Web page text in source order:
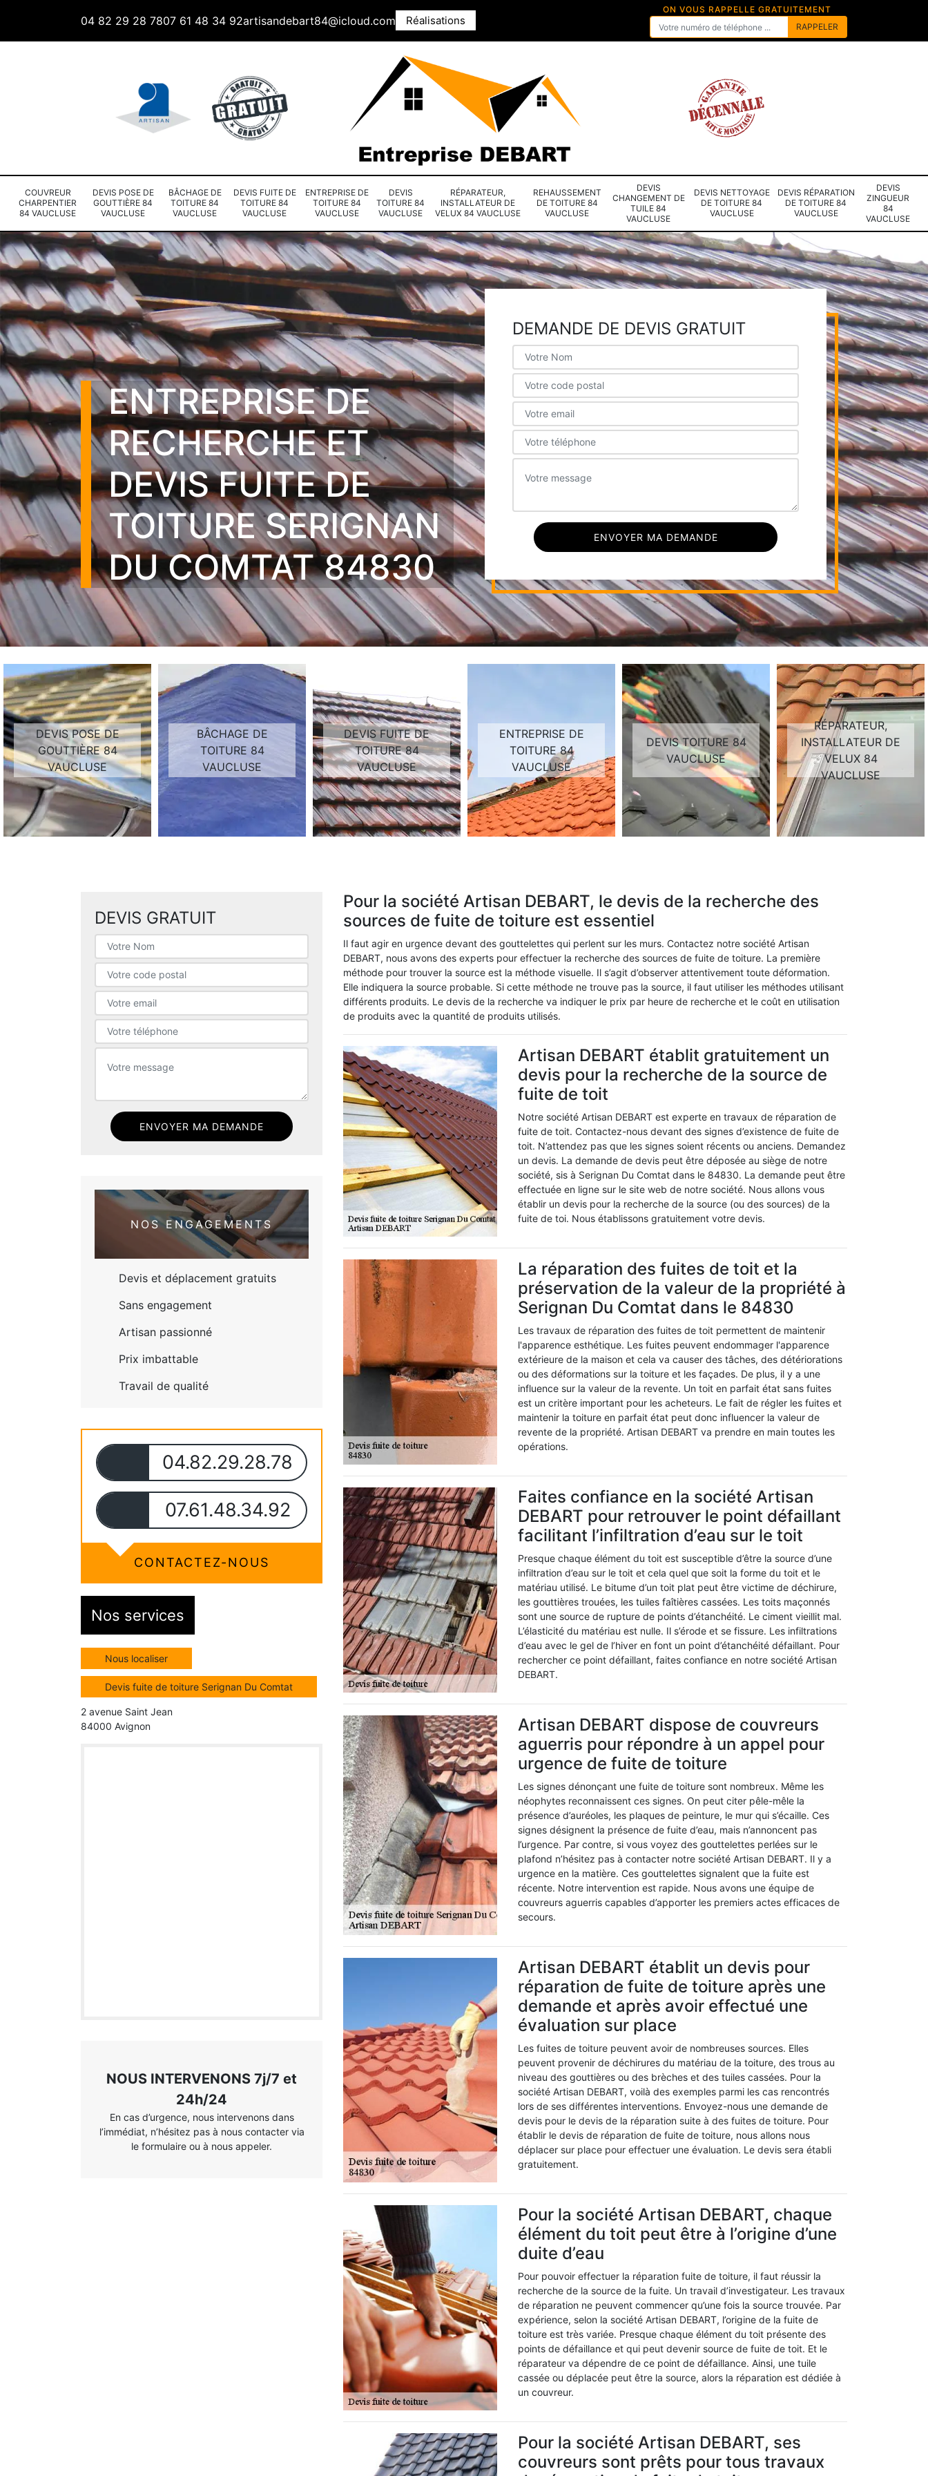
04 82 29 28 7807 61 48 34 92artisandebart84@icloud.com Réalisations
ON VOUS RAPPELLE GRATUITEMENT
COUVREUR
CHARPENTIER
84 VAUCLUSE
DEVIS POSE DE
GOUTTIÈRE 84
VAUCLUSE
BÂCHAGE DE
TOITURE 84
VAUCLUSE
DEVIS FUITE DE
TOITURE 84
VAUCLUSE
ENTREPRISE DE
TOITURE 84
VAUCLUSE
DEVIS
TOITURE 84
VAUCLUSE
RÉPARATEUR,
INSTALLATEUR DE
VELUX 84 VAUCLUSE
REHAUSSEMENT
DE TOITURE 84
VAUCLUSE
DEVIS
CHANGEMENT DE
TUILE 84
VAUCLUSE
DEVIS NETTOYAGE
DE TOITURE 84
VAUCLUSE
DEVIS RÉPARATION
DE TOITURE 84
VAUCLUSE
DEVIS
ZINGUEUR
84
VAUCLUSE
ENTREPRISE DE
RECHERCHE ET
DEVIS FUITE DE
TOITURE SERIGNAN
DU COMTAT 84830
DEMANDE DE DEVIS GRATUIT
DEVIS POSE DE
GOUTTIÈRE 84
VAUCLUSE
BÂCHAGE DE
TOITURE 84
VAUCLUSE
DEVIS FUITE DE
TOITURE 84
VAUCLUSE
ENTREPRISE DE
TOITURE 84
VAUCLUSE
DEVIS TOITURE 84
VAUCLUSE
RÉPARATEUR,
INSTALLATEUR DE
VELUX 84
VAUCLUSE
DEVIS GRATUIT
NOS ENGAGEMENTS
Devis et déplacement gratuits
Sans engagement
Artisan passionné
Prix imbattable
Travail de qualité
04.82.29.28.78
07.61.48.34.92
CONTACTEZ-NOUS
Nos services
Nous localiser
Devis fuite de toiture Serignan Du Comtat
2 avenue Saint Jean
84000 Avignon
NOUS INTERVENONS 7j/7 et
24h/24
En cas d’urgence, nous intervenons dans
l’immédiat, n’hésitez pas à nous contacter via
le formulaire ou à nous appeler.
Pour la société Artisan DEBART, le devis de la recherche des
sources de fuite de toiture est essentiel
Il faut agir en urgence devant des gouttelettes qui perlent sur les murs. Contactez notre société Artisan
DEBART, nous avons des experts pour effectuer la recherche des sources de fuite de toiture. La première
méthode pour trouver la source est la méthode visuelle. Il s’agit d’observer attentivement toute déformation.
Elle indiquera la source probable. Si cette méthode ne trouve pas la source, il faut utiliser les méthodes utilisant
différents produits. Le devis de la recherche va indiquer le prix par heure de recherche et le coût en utilisation
de produits avec la quantité de produits utilisés.
Artisan DEBART établit gratuitement un
devis pour la recherche de la source de
fuite de toit
Notre société Artisan DEBART est experte en travaux de réparation de
fuite de toit. Contactez-nous devant des signes d’existence de fuite de
toit. N’attendez pas que les signes soient récents ou anciens. Demandez
un devis. La demande de devis peut être déposée au siège de notre
société, sis à Serignan Du Comtat dans le 84830. La demande peut être
effectuée en ligne sur le site web de notre société. Nous allons vous
établir un devis pour la recherche de la source (ou des sources) de la
fuite de toi. Nous établissons gratuitement votre devis.
La réparation des fuites de toit et la
préservation de la valeur de la propriété à
Serignan Du Comtat dans le 84830
Les travaux de réparation des fuites de toit permettent de maintenir
l'apparence esthétique. Les fuites peuvent endommager l'apparence
extérieure de la maison et cela va causer des tâches, des détériorations
ou des déformations sur la toiture et les façades. De plus, il y a une
influence sur la valeur de la revente. Un toit en parfait état sans fuites
est un critère important pour les acheteurs. Le fait de régler les fuites et
maintenir la toiture en parfait état peut donc influencer la valeur de
revente de la propriété. Artisan DEBART va prendre en main toutes les
opérations.
Faites confiance en la société Artisan
DEBART pour retrouver le point défaillant
facilitant l’infiltration d’eau sur le toit
Presque chaque élément du toit est susceptible d’être la source d’une
infiltration d’eau sur le toit et cela quel que soit la forme du toit et le
matériau utilisé. Le bitume d’un toit plat peut être victime de déchirure,
les gouttières trouées, les tuiles faîtières cassées. Les toits maçonnés
sont une source de rupture de points d’étanchéité. Le ciment vieillit mal.
L’élasticité du matériau est nulle. Il s’érode et se fissure. Les infiltrations
d’eau avec le gel de l’hiver en font un point d’étanchéité défaillant. Pour
rechercher ce point défaillant, faites confiance en notre société Artisan
DEBART.
Artisan DEBART dispose de couvreurs
aguerris pour répondre à un appel pour
urgence de fuite de toiture
Les signes dénonçant une fuite de toiture sont nombreux. Même les
néophytes reconnaissent ces signes. On peut citer pêle-mêle la
présence d’auréoles, les plaques de peinture, le mur qui s’écaille. Ces
signes désignent la présence de fuite d’eau, mais n’annoncent pas
l’urgence. Par contre, si vous voyez des gouttelettes perlées sur le
plafond n’hésitez pas à contacter notre société Artisan DEBART. Il y a
urgence en la matière. Ces gouttelettes signalent que la fuite est
récente. Notre intervention est rapide. Nous avons une équipe de
couvreurs aguerris capables d’apporter les premiers actes efficaces de
secours.
Artisan DEBART établit un devis pour
réparation de fuite de toiture après une
demande et après avoir effectué une
évaluation sur place
Les fuites de toiture peuvent avoir de nombreuses sources. Elles
peuvent provenir de déchirures du matériau de la toiture, des trous au
niveau des gouttières ou des brèches et des tuiles cassées. Pour la
société Artisan DEBART, voilà des exemples parmi les cas rencontrés
lors de ses différentes interventions. Envoyez-nous une demande de
devis pour le devis de la réparation suite à des fuites de toiture. Pour
établir le devis de réparation de fuite de toiture, nous allons nous
déplacer sur place pour effectuer une évaluation. Le devis sera établi
gratuitement.
Pour la société Artisan DEBART, chaque
élément du toit peut être à l’origine d’une
duite d’eau
Pour pouvoir effectuer la réparation fuite de toiture, il faut réussir la
recherche de la source de la fuite. Un travail d’investigateur. Les travaux
de réparation ne peuvent commencer qu’une fois la source trouvée. Par
expérience, selon la société Artisan DEBART, l’origine de la fuite de
toiture est très variée. Presque chaque élément du toit présente des
points de défaillance et qui peut devenir source de fuite de toit. Et le
réparateur va dépendre de ce point de défaillance. Ainsi, une tuile
cassée ou déplacée peut être la source, alors la réparation est dédiée à
un couvreur.
Pour la société Artisan DEBART, ses
couvreurs sont prêts pour tous travaux